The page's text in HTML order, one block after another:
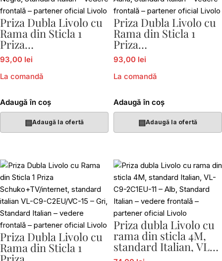
Priza Dubla Livolo cu
Rama din Sticla 1
Priza
Schuko+TV/internet,
standard italian VL-
C9-C2EU/VC-12
93,00 lei
La comandă
Adaugă în coș
▤Adaugă la ofertă
Priza Dubla Livolo cu
Rama din Sticla 1
Priza
Schuko+TV/internet,
standard italian VL-
C9-C2EU/VC-13
93,00 lei
La comandă
Adaugă în coș
▤Adaugă la ofertă
Priza Dubla Livolo cu
Rama din Sticla 1
Priza dubla Livolo cu
rama din sticla 4M,
standard Italian, VL-
C9-2C1EU-11